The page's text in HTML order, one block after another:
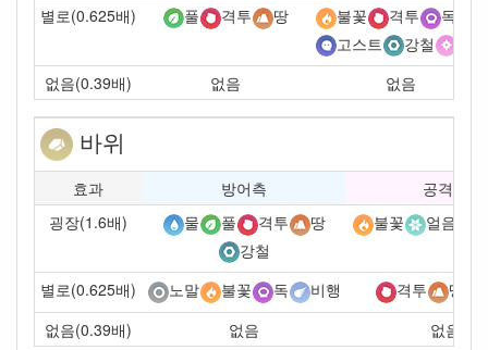
별로(0.625배)
풀 격투 땅 불꽃 격투 독
고스트
강철
없음(0.39배)
없음 없음
바위
효과 방어측
공격측
굉장(1.6배)
물 풀 격투
땅
강철
불꽃 얼음
별로(0.625배) 노말 불꽃 독 비행 격투 땅
없음(0.39배)
없음 없음